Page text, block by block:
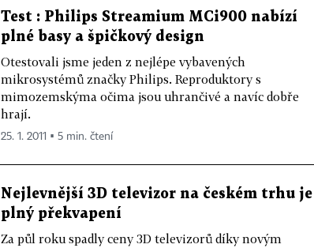
Test : Philips Streamium MCi900 nabízí
plné basy a špičkový design
Otestovali jsme jeden z nejlépe vybavených
mikrosystémů značky Philips. Reproduktory s
mimozemskýma očima jsou uhrančivé a navíc dobře
hrají.
25. 1. 2011 ▪ 5 min. čtení
Nejlevnější 3D televizor na českém trhu je
plný překvapení
Za půl roku spadly ceny 3D televizorů díky novým